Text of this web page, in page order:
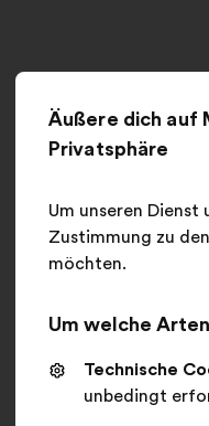
Äußere dich auf
Privatsphäre
Um unseren
Zustimmung zu
möchten.
Um welche
Technische
unbedingt